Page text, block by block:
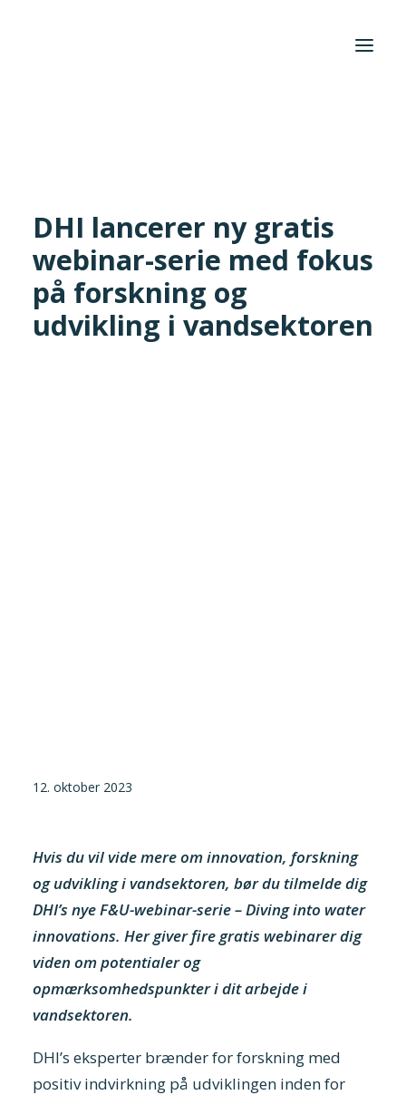
Aktuelt
Cases
DHI lancerer ny gratis
webinar-serie med fokus
på forskning og
udvikling i vandsektoren
12. oktober 2023
Hvis du vil vide mere om innovation, forskning
og udvikling i vandsektoren, bør du tilmelde dig
DHI’s nye F&U-webinar-serie – Diving into water
innovations. Her giver fire gratis webinarer dig
viden om potentialer og
opmærksomhedspunkter i dit arbejde i
vandsektoren.
DHI’s eksperter brænder for forskning med
positiv indvirkning på udviklingen inden for